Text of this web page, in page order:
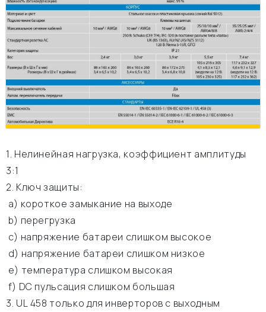
1. Нелинейная нагрузка, коэффициент амплитуды
3:1
2. Ключ защиты:
а) короткое замыкание на выходе
b) перегрузка
c) напряжение батареи слишком высокое
d) напряжение батареи слишком низкое
e) температура слишком высокая
f) DC пульсация слишком большая
3. UL 458 только для инверторов с выходным